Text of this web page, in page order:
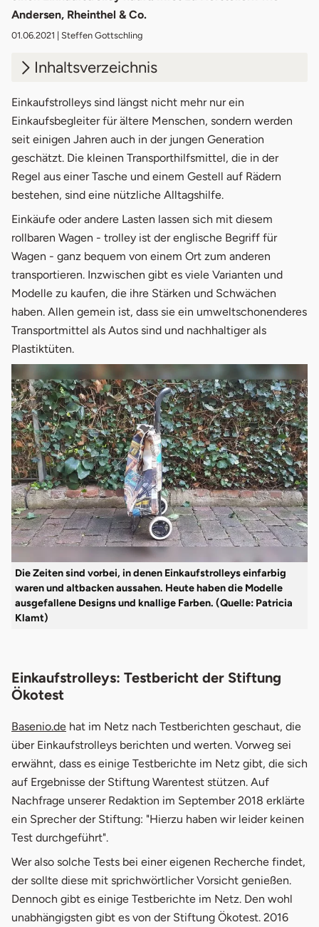
Andersen, Rheinthel & Co.
01.06.2021 | Steffen Gottschling
Inhaltsverzeichnis
1. Einkaufstrolleys: Testbericht der Stiftung
Ökotest
2.
Erfahrungberichte aus Foren
3. Tipps für Einkaufstrolley
4.
Hersteller & Modelle
4.1 Andersen:
4.2 Reisenthel:
4.3 Rolser:
4.4 Carlett:
Einkaufstrolleys sind längst nicht mehr nur ein
Einkaufsbegleiter für ältere Menschen, sondern werden
seit einigen Jahren auch in der jungen Generation
geschätzt. Die kleinen Transporthilfsmittel, die in der
Regel aus einer Tasche und einem Gestell auf Rädern
bestehen, sind eine nützliche Alltagshilfe.
Einkäufe oder andere Lasten lassen sich mit diesem
rollbaren Wagen - trolley ist der englische Begriff für
Wagen - ganz bequem von einem Ort zum anderen
transportieren. Inzwischen gibt es viele Varianten und
Modelle zu kaufen, die ihre Stärken und Schwächen
haben. Allen gemein ist, dass sie ein umweltschonenderes
Transportmittel als Autos sind und nachhaltiger als
Plastiktüten.
Die Zeiten sind vorbei, in denen Einkaufstrolleys einfarbig
waren und altbacken aussahen. Heute haben die Modelle
ausgefallene Designs und knallige Farben. (Quelle: Patricia
Klamt)
Einkaufstrolleys: Testbericht der Stiftung
Ökotest
Basenio.deöffnet in neuem Fenster
hat im Netz nach Testberichten geschaut, die
über Einkaufstrolleys berichten und werten. Vorweg sei
erwähnt, dass es einige Testberichte im Netz gibt, die sich
auf Ergebnisse der Stiftung Warentest stützen. Auf
Nachfrage unserer Redaktion im September 2018 erklärte
ein Sprecher der Stiftung: "Hierzu haben wir leider keinen
Test durchgeführt".
Wer also solche Tests bei einer eigenen Recherche findet,
der sollte diese mit sprichwörtlicher Vorsicht genießen.
Dennoch gibt es einige Testberichte im Netz. Den wohl
unabhängigsten gibt es von der Stiftung Ökotest. 2016